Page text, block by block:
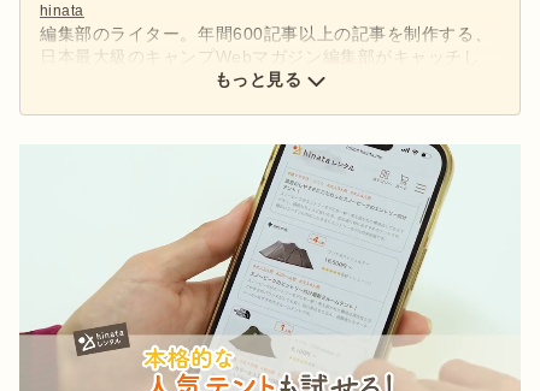
hinata
編集部のライター。年間600記事以上の記事を制作する、
日本最大級のキャンプWebマガジン編集部がキャッチし
た、アウトドアの最新情報をお届けします。
もっと見る